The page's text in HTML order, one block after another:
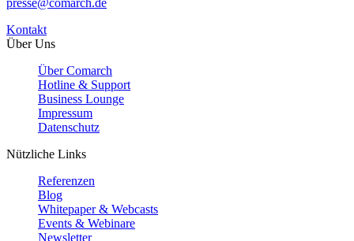
Kontakt
Über Uns
Über Comarch
Hotline & Support
Business Lounge
Impressum
Datenschutz
Nützliche Links
Referenzen
Blog
Whitepaper & Webcasts
Events & Webinare
Newsletter